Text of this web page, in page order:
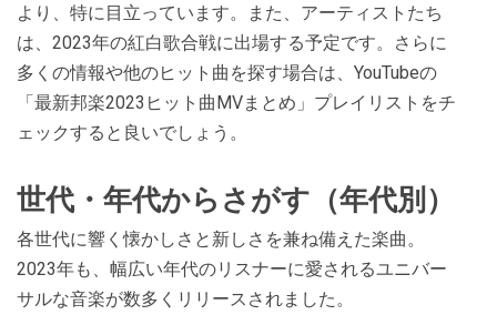
より、特に目立っています。また、アーティストたち
は、2023年の紅白歌合戦に出場する予定です。さらに
多くの情報や他のヒット曲を探す場合は、YouTubeの
「最新邦楽2023ヒット曲MVまとめ」プレイリストをチ
ェックすると良いでしょう​​​​​​。
世代・年代からさがす（年代別）
各世代に響く懐かしさと新しさを兼ね備えた楽曲。
2023年も、幅広い年代のリスナーに愛されるユニバー
サルな音楽が数多くリリースされました。